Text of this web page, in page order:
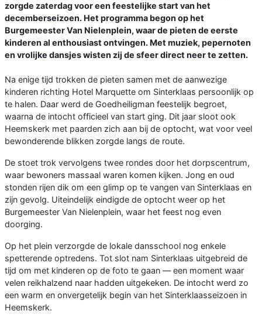
zorgde zaterdag voor een feestelijke start van het
decemberseizoen. Het programma begon op het
Burgemeester Van Nielenplein, waar de pieten de eerste
kinderen al enthousiast ontvingen. Met muziek, pepernoten
en vrolijke dansjes wisten zij de sfeer direct neer te zetten.
Na enige tijd trokken de pieten samen met de aanwezige
kinderen richting Hotel Marquette om Sinterklaas persoonlijk op
te halen. Daar werd de Goedheiligman feestelijk begroet,
waarna de intocht officieel van start ging. Dit jaar sloot ook
Heemskerk met paarden zich aan bij de optocht, wat voor veel
bewonderende blikken zorgde langs de route.
De stoet trok vervolgens twee rondes door het dorpscentrum,
waar bewoners massaal waren komen kijken. Jong en oud
stonden rijen dik om een glimp op te vangen van Sinterklaas en
zijn gevolg. Uiteindelijk eindigde de optocht weer op het
Burgemeester Van Nielenplein, waar het feest nog even
doorging.
Op het plein verzorgde de lokale dansschool nog enkele
spetterende optredens. Tot slot nam Sinterklaas uitgebreid de
tijd om met kinderen op de foto te gaan — een moment waar
velen reikhalzend naar hadden uitgekeken. De intocht werd zo
een warm en onvergetelijk begin van het Sinterklaasseizoen in
Heemskerk.